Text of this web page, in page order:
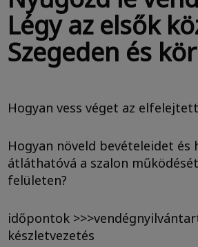
Légy az elsők
Szegeden és
Hogyan vess véget az
Hogyan növeld bevételeidet és
átláthatóvá a szalon
felületen?
időpontok
készletvezetés